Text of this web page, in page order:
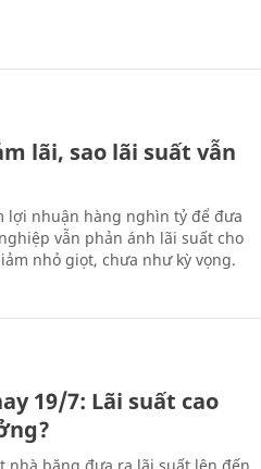
lãi, sao lãi suất vẫn
lợi nhuận hàng nghìn tỷ để đưa
vẫn phản ánh lãi suất cho
nhỏ giọt, chưa như kỳ vọng.
19/7: Lãi suất cao